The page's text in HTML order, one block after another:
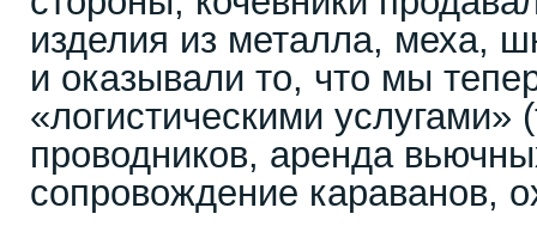
изделия из металла, меха,
и оказывали то, что мы
«логистическими услугами»
проводников, аренда
сопровождение караванов,